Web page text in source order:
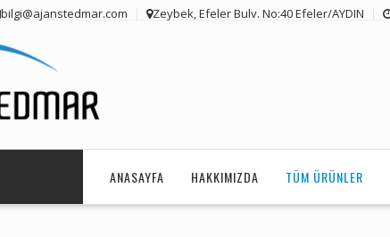
bilgi@ajanstedmar.com Zeybek, Efeler Bulv. No:40 Efeler/AYDIN
ANASAYFA HAKKIMIZDA TÜM ÜRÜNLER